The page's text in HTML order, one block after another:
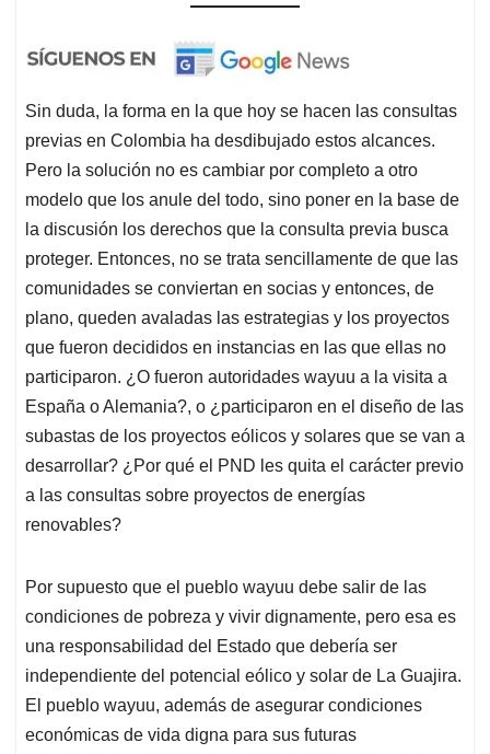
Sin duda, la forma en la que hoy se hacen las consultas
previas en Colombia ha desdibujado estos alcances.
Pero la solución no es cambiar por completo a otro
modelo que los anule del todo, sino poner en la base de
la discusión los derechos que la consulta previa busca
proteger. Entonces, no se trata sencillamente de que las
comunidades se conviertan en socias y entonces, de
plano, queden avaladas las estrategias y los proyectos
que fueron decididos en instancias en las que ellas no
participaron. ¿O fueron autoridades wayuu a la visita a
España o Alemania?, o ¿participaron en el diseño de las
subastas de los proyectos eólicos y solares que se van a
desarrollar? ¿Por qué el PND les quita el carácter previo
a las consultas sobre proyectos de energías
renovables?
Por supuesto que el pueblo wayuu debe salir de las
condiciones de pobreza y vivir dignamente, pero esa es
una responsabilidad del Estado que debería ser
independiente del potencial eólico y solar de La Guajira.
El pueblo wayuu, además de asegurar condiciones
económicas de vida digna para sus futuras